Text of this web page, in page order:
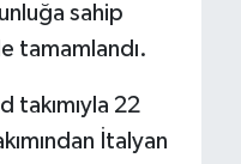
sahip
tamamlandı.
takımıyla 22
İtalyan